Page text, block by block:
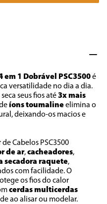
em 1 Dobrável PSC3500 é
versatilidade no dia a dia.
seca seus fios até 3x mais
íons toumaline elimina o
deixando-os macios e
de Cabelos PSC3500
de ar, cacheadores
secadora raquete,
os fios do calor
ao alisar ou modelar.